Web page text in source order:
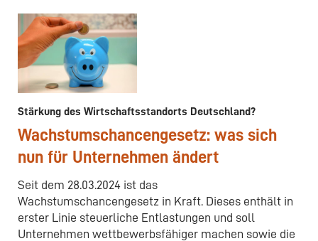
Stärkung des Wirtschaftsstandorts Deutschland?
Wachstumschancengesetz: was sich
nun für Unternehmen ändert
Seit dem 28.03.2024 ist das
Wachstumschancengesetz in Kraft. Dieses enthält in
erster Linie steuerliche Entlastungen und soll
Unternehmen wettbewerbsfähiger machen sowie die